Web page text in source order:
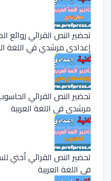
تحضير النص القرائي روائع
إعدادي مرشدي في اللغة
تحضير النص القرائي
مرشدي في اللغة العربية
تحضير النص القرائي أختي
في اللغة العربية